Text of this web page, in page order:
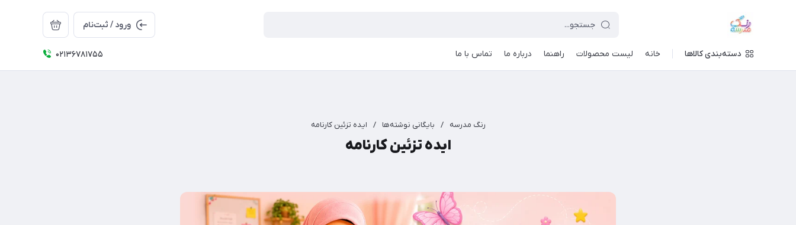
ورود / ثبت‌نام
دسته‌بندی کالاها خانه لیست محصولات راهنما درباره ما تماس با ما 02136781755
رنگ مدرسه / بایگانی نوشته‌ها / ایده تزئین کارنامه
ایده تزئین کارنامه